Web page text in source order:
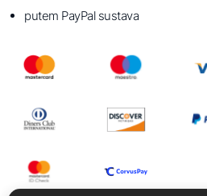
putem PayPal sustava